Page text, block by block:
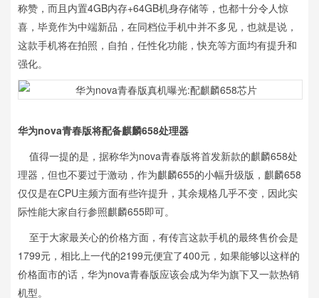
称赞，而且内置4GB内存+64GB机身存储等，也都十分令人惊
喜，毕竟作为中端新品，在同档位手机中并不多见，也就是说，
这款手机将在拍照，自拍，任性化功能，快充等方面均有提升和
强化。
华为nova青春版将配备麒麟658处理器
值得一提的是，据称华为nova青春版将首发新款的麒麟658处
理器，但也不要过于激动，作为麒麟655的小幅升级版，麒麟658
仅仅是在CPU主频方面有些许提升，其余规格几乎不变，因此实
际性能大家自行参照麒麟655即可。
至于大家最关心的价格方面，有传言这款手机的最终售价会是
1799元，相比上一代的2199元便宜了400元，如果能够以这样的
价格面市的话，华为nova青春版应该会成为华为旗下又一款热销
机型。